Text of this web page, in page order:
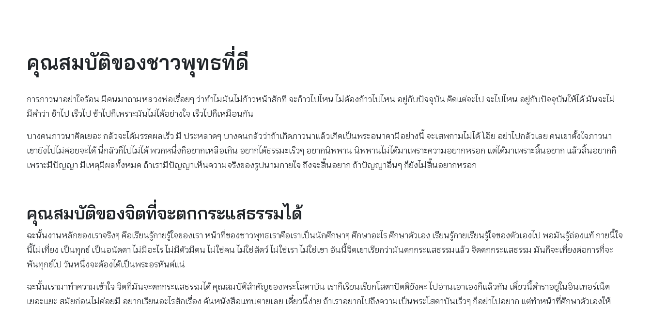
คุณสมบัติของชาวพุทธที่ดี
การภาวนาอย่าใจร้อน มีคนมาถามหลวงพ่อเรื่อยๆ ว่าทำไมมันไม่ก้าวหน้าสักที จะก้าวไปไหน ไม่ต้องก้าวไปไหน อยู่กับปัจจุบัน คิดแต่จะไป จะไปไหน อยู่กับปัจจุบันให้ได้ มันจะไม่
มีคําว่า ช้าไป เร็วไป ช้าไปก็เพราะมันไม่ได้อย่างใจ เร็วไปก็เหมือนกัน
บางคนภาวนาคิดเยอะ กลัวจะได้มรรคผลเร็ว มี ประหลาดๆ บางคนกลัวว่าถ้าเกิดภาวนาแล้วเกิดเป็นพระอนาคามีอย่างนี้ จะเสพกามไม่ได้ โอ๊ย อย่าไปกลัวเลย คนเขาตั้งใจภาวนา
เขายังไปไม่ค่อยจะได้ นี่กลัวก็ไปไม่ได้ พวกหนึ่งก็อยากเหลือเกิน อยากได้ธรรมะเร็วๆ อยากนิพพาน นิพพานไม่ได้มาเพราะความอยากหรอก แต่ได้มาเพราะสิ้นอยาก แล้วสิ้นอยากก็
เพราะมีปัญญา มีเหตุมีผลทั้งหมด ถ้าเรามีปัญญาเห็นความจริงของรูปนามกายใจ ถึงจะสิ้นอยาก ถ้าปัญญาอื่นๆ ก็ยังไม่สิ้นอยากหรอก
คุณสมบัติของจิตที่จะตกกระแสธรรมได้
ฉะนั้นงานหลักของเราจริงๆ คือเรียนรู้กายรู้ใจของเรา หน้าที่ของชาวพุทธเราคือเราเป็นนักศึกษาๆ ศึกษาอะไร ศึกษาตัวเอง เรียนรู้กายเรียนรู้ใจของตัวเองไป พอมันรู้ถ่องแท้ กายนี้ใจ
นี้ไม่เที่ยง เป็นทุกข์ เป็นอนัตตา ไม่มีอะไร ไม่มีตัวมีตน ไม่ใช่คน ไม่ใช่สัตว์ ไม่ใช่เรา ไม่ใช่เขา อันนี้จิตเขาเรียกว่ามันตกกระแสธรรมแล้ว จิตตกกระแสธรรม มันก็จะเที่ยงต่อการที่จะ
พ้นทุกข์ไป วันหนึ่งจะต้องได้เป็นพระอรหันต์แน่
ฉะนั้นเรามาทำความเข้าใจ จิตที่มันจะตกกระแสธรรมได้ คุณสมบัติสําคัญของพระโสดาบัน เราก็เรียนเรียกโสตาปัตติยังคะ ไปอ่านเอาเองก็แล้วกัน เดี๋ยวนี้ตําราอยู่ในอินเทอร์เน็ต
เยอะแยะ สมัยก่อนไม่ค่อยมี อยากเรียนอะไรสักเรื่อง ค้นหนังสือแทบตายเลย เดี๋ยวนี้ง่าย ถ้าเราอยากไปถึงความเป็นพระโสดาบันเร็วๆ ก็อย่าไปอยาก แต่ทำหน้าที่ศึกษาตัวเองให้